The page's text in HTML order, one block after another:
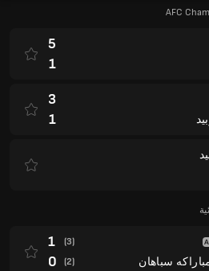
AFC
5
1
3
1
سباهان
(3)
1
(2)
0